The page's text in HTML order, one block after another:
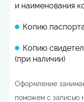
и наименования
Копию
Копию
(при наличии)
Оформление
поможем с записью